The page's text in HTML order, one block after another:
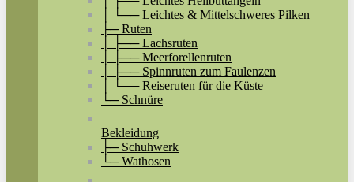
│ └── Leichtes & Mittelschweres Pilken
├─ Ruten
│ ├── Lachsruten
│ ├── Meerforellenruten
│ ├── Spinnruten zum Faulenzen
│ └── Reiseruten für die Küste
└─ Schnüre
Bekleidung
├─ Schuhwerk
└─ Wathosen